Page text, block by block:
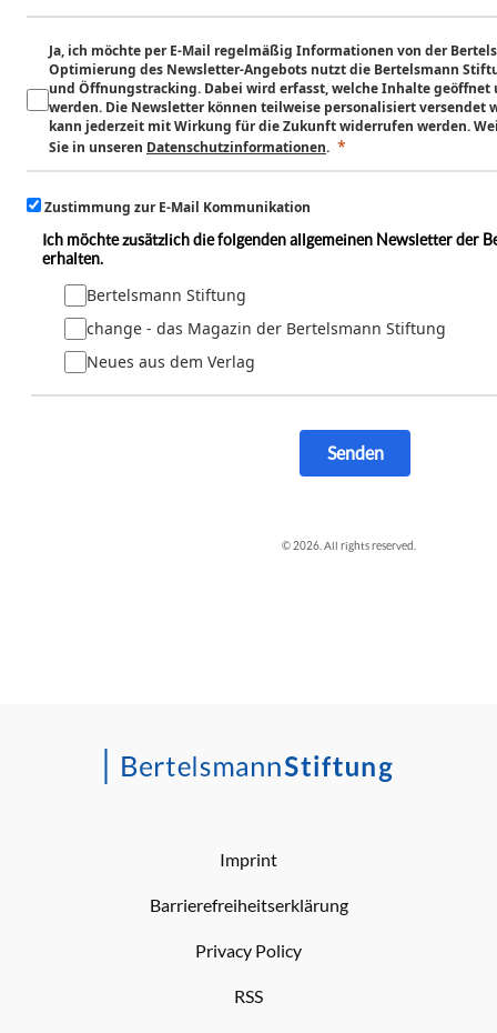
Ja, ich möchte per E-Mail regelmäßig Informationen von der
Optimierung des Newsletter-Angebots nutzt die Bertelsmann
und Öffnungstracking. Dabei wird erfasst, welche Inhalte
werden. Die Newsletter können teilweise personalisiert versendet
kann jederzeit mit Wirkung für die Zukunft widerrufen werden.
Sie in unseren Datenschutzinformationen.
Zustimmung zur E-Mail Kommunikation
Ich möchte zusätzlich die folgenden allgemeinen Newsletter der
erhalten.
Bertelsmann Stiftung
change - das Magazin der Bertelsmann Stiftung
Neues aus dem Verlag
Senden
© 2026. All rights reserved.
Imprint
Barrierefreiheitserklärung
Privacy Policy
RSS